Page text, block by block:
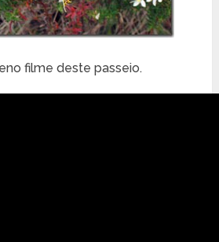
filme deste passeio.